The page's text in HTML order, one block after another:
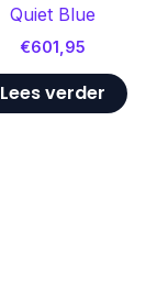
Quiet Blue
€601,95
Lees verder